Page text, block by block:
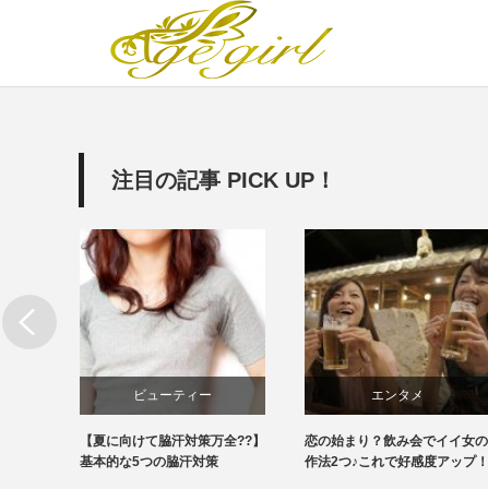
注目の記事 PICK UP！
ビューティー
【夏に向けて脇汗対策万全??】
基本的な5つの脇汗対策
エンタメ
恋の始まり？飲み会でイイ女の
作法2つ♪これで好感度アップ！